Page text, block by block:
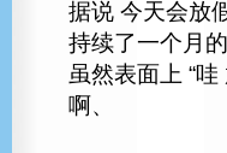
据说 今天会放
持续了一个月
虽然表面上 “
啊、